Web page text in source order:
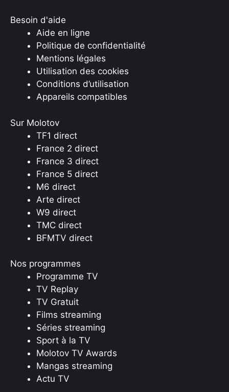
Besoin d'aide
Aide en ligne
Politique de confidentialité
Mentions légales
Utilisation des cookies
Conditions d’utilisation
Appareils compatibles
Sur Molotov
TF1 direct
France 2 direct
France 3 direct
France 5 direct
M6 direct
Arte direct
W9 direct
TMC direct
BFMTV direct
Nos programmes
Programme TV
TV Replay
TV Gratuit
Films streaming
Séries streaming
Sport à la TV
Molotov TV Awards
Mangas streaming
Actu TV